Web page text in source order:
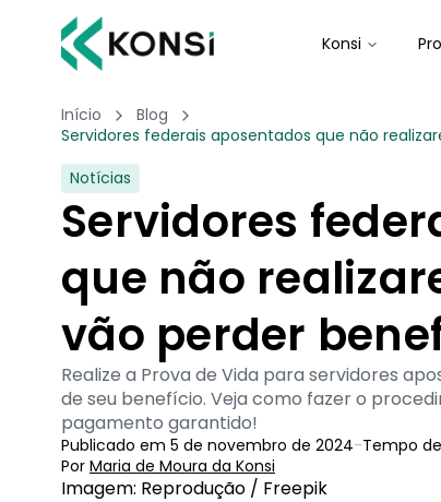
Konsi
Início
Blog
Servidores federais aposentados que não
Notícias
Servidores
que não
vão perder
Realize a Prova de Vida para servidores
de seu benefício. Veja como fazer o
pagamento garantido!
Publicado em 5 de novembro de 2024-Tempo
Por Maria de Moura da Konsi
Imagem: Reprodução / Freepik